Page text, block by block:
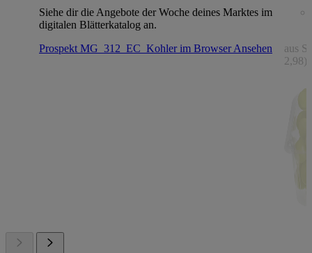
Siehe dir die Angebote der Woche deines Marktes im
digitalen Blätterkatalog an.
Prospekt MG_312_EC_Kohler im BrowserAnsehen
aus
2,98)